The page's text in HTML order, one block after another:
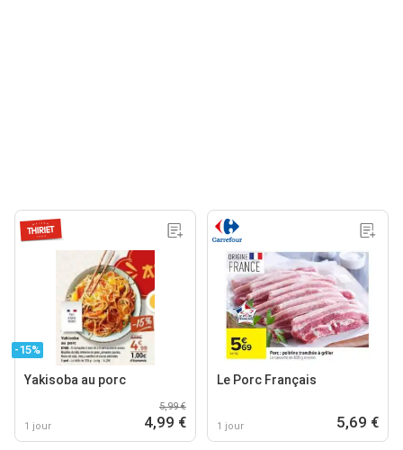
-15%
Yakisoba au porc
1 jour
5,99 €
4,99 €
Le Porc Français
1 jour 5,69 €